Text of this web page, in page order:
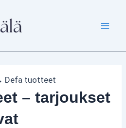
Defa tuotteet
– tarjoukset